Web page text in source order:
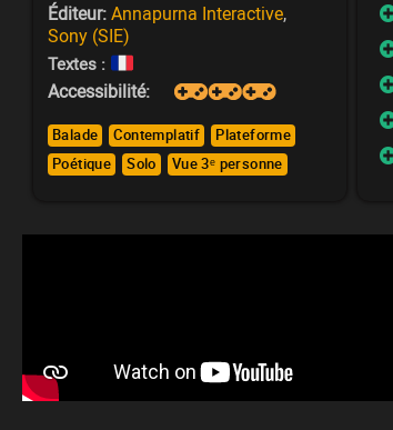
Éditeur:Annapurna Interactive,
Sony (SIE)
Textes :
Accessibilité:
Balade Contemplatif
Plateforme
Poétique
Solo Vue 3ᵉ personne